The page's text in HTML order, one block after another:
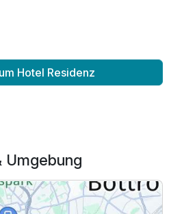
Hotel Residenz
Umgebung